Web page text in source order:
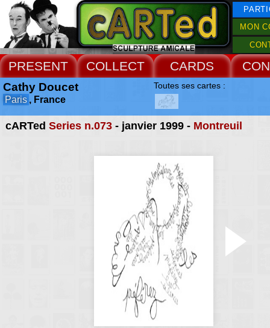
MON
PRESENT COLLECT CARDS
cARTed Series n.073- janvier 1999 - Montreuil
Cathy Doucet
Paris , France
Toutes ses cartes :